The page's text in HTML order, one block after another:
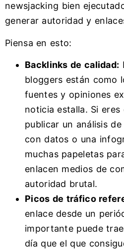
newsjacking bien
generar autoridad y
Piensa en esto:
Backlinks de calidad:
bloggers están como
fuentes y opiniones
noticia estalla. Si eres
publicar un análisis
con datos o una
muchas papeletas
enlacen medios de
autoridad brutal.
Picos de tráfico
enlace desde un
importante puede
día que el que